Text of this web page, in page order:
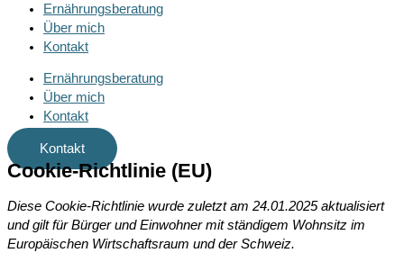
Ernährungsberatung
Über mich
Kontakt
Ernährungsberatung
Über mich
Kontakt
Kontakt
Cookie-Richtlinie (EU)
Diese Cookie-Richtlinie wurde zuletzt am 24.01.2025 aktualisiert
und gilt für Bürger und Einwohner mit ständigem Wohnsitz im
Europäischen Wirtschaftsraum und der Schweiz.